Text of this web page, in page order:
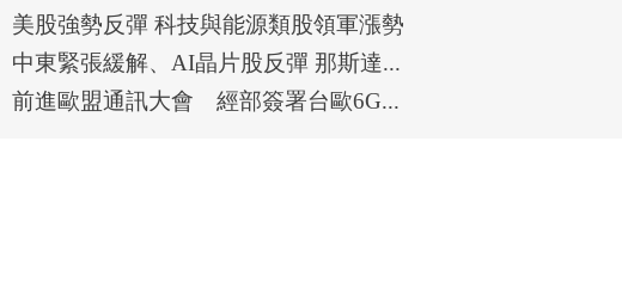
美股強勢反彈 科技與能源類股領軍漲勢
中東緊張緩解、AI晶片股反彈 那斯達...
前進歐盟通訊大會 經部簽署台歐6G...